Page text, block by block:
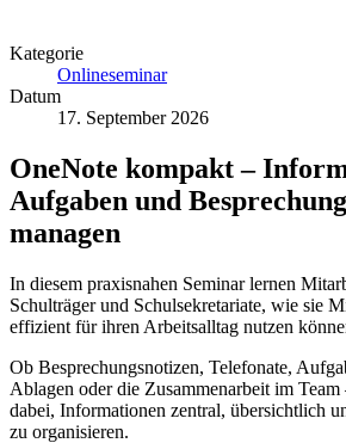
Kategorie
Onlineseminar
Datum
17. September 2026
OneNote kompakt –
Aufgaben und
managen
In diesem praxisnahen Seminar lernen
Schulträger und Schulsekretariate, wie sie
effizient für ihren Arbeitsalltag nutzen
Ob Besprechungsnotizen, Telefonate,
Ablagen oder die Zusammenarbeit im
dabei, Informationen zentral, übersichtlich
zu organisieren.